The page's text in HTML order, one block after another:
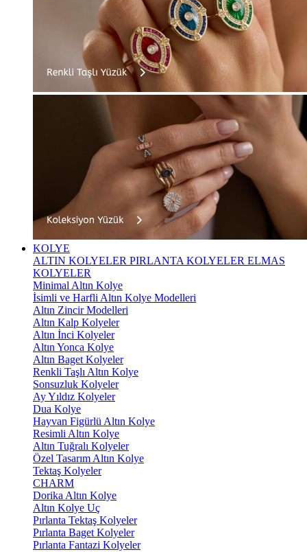
KOLYE
ALTIN KOLYELER PIRLANTA KOLYELER ELMAS
KOLYELER
Minimal Altın Kolye
İsimli ve Harfli Altın Kolye Modelleri
Altın Zincir Modelleri
Altın Kalp Kolyeler
Altın İnci Kolyeler
Altın Yonca Kolye
Altın Baget Kolyeler
Renkli Taşlı Altın Kolye
Sonsuzluk Kolyeler
Ay Yıldız Kolyeler
Dua Kolye
Hayvan Figürlü Altın Kolye
Resimli Altın Kolye
Altın Tuğralı Kolyeler
Özel Tasarım Altın Kolye
Tektaş Kolyeler
CHARM
Dorika Altın Kolye
Altın Kolye Uç
Pırlanta Tektaş Kolyeler
Pırlanta Baget Kolyeler
Pırlanta Fantazi Kolyeler